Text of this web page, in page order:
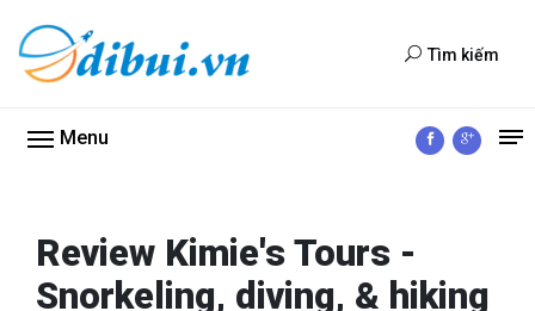
Tìm kiếm
Menu
Review Kimie's Tours -
Snorkeling, diving, & hiking